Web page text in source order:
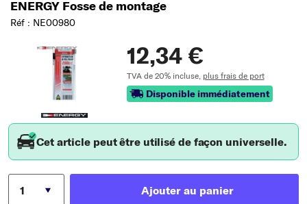
ENERGY Fosse de montage
Réf : NE00980
12,34 €
TVA de 20% incluse, plus frais de port
Disponible immédiatement
Cet article peut être utilisé de façon universelle.
Ajouter au panier